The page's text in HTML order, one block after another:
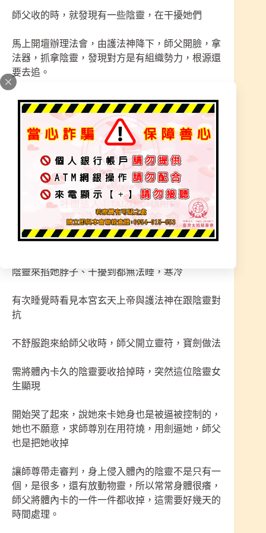
師父收的時，就發現有一些陰靈，在干擾她們
馬上開壇辦理法會，由護法神降下，師父開臉，拿
法器，抓拿陰靈，發現對方是有組織勢力，根源還
要去追。
當天師尊護法神降下法會處理完畢，恢復正常時還
有說有笑。
【接下來的日子這才是開始】
師父告知邱小姐如每天有不舒服就快來宮
要把對方放的陰靈勢力全收掉
邱小姐每天時間到就開始不舒服，晚上睡覺也看的
見
陰靈來掐她脖子、干擾到都無法睡，寒冷
有次睡覺時看見本宮玄天上帝與護法神在跟陰靈對
抗
不舒服跑來給師父收時，師父開立靈符，寶劍做法
需將體內卡久的陰靈要收拾掉時，突然這位陰靈女
生顯現
開始哭了起來，說她來卡她身也是被逼被控制的，
她也不願意，求師尊別在用符燒，用劍逼她，師父
也是把她收掉
讓師尊帶走審判，身上侵入體內的陰靈不是只有一
個，是很多，還有放動物靈，所以常常身體很癢，
師父將體內卡的一件一件都收掉，這需要好幾天的
時間處理。